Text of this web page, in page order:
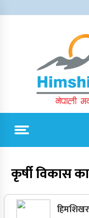
to
Himshikhar Online
कार्टुन
कृर्षी विकास